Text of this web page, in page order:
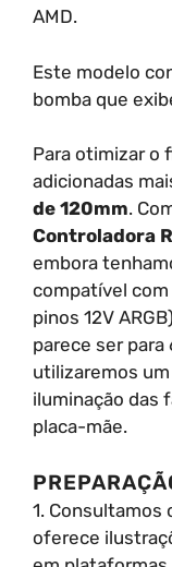
AMD.
Este modelo
bomba que
Para otimizar o
adicionadas
de 120mm.
Controladora
embora
compatível com
pinos 12V
parece ser para
utilizaremos
iluminação das
placa-mãe.
1. Consultamos
oferece